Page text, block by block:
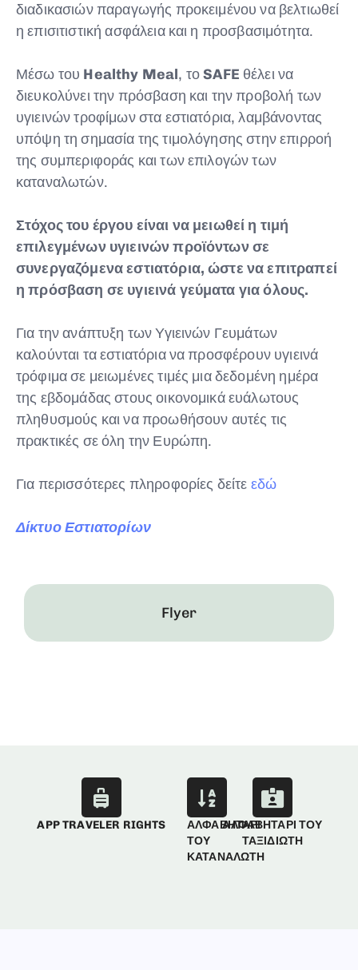
διαδικασιών παραγωγής προκειμένου να βελτιωθεί
η επισιτιστική ασφάλεια και η προσβασιμότητα.
Μέσω του Healthy Meal, τοSAFE θέλει να
διευκολύνει την πρόσβαση και την προβολή των
υγιεινών τροφίμων στα εστιατόρια, λαμβάνοντας
υπόψη τη σημασία της τιμολόγησης στην επιρροή
της συμπεριφοράς και των επιλογών των
καταναλωτών.
Στόχος του έργου είναι να μειωθεί η τιμή
επιλεγμένων υγιεινών προϊόντων σε
συνεργαζόμενα εστιατόρια, ώστε να επιτραπεί
η πρόσβαση σε υγιεινά γεύματα για όλους.
Για την ανάπτυξη των Υγιεινών Γευμάτων
καλούνται τα εστιατόρια να προσφέρουν υγιεινά
τρόφιμα σε μειωμένες τιμές μια δεδομένη ημέρα
της εβδομάδας στους οικονομικά ευάλωτους
πληθυσμούς και να προωθήσουν αυτές τις
πρακτικές σε όλη την Ευρώπη.
Για περισσότερες πληροφορίες δείτε εδώ
Δίκτυο Εστιατορίων
Flyer
APP TRAVELER RIGHTS
ΑΛΦΑΒΗΤΑΡΙ
ΤΟΥ
ΚΑΤΑΝΑΛΩΤΗ
ΑΛΦΑΒΗΤΑΡΙ ΤΟΥ
ΤΑΞΙΔΙΩΤΗ